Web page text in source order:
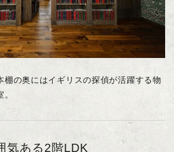
棚の奥にはイギリスの探偵が活躍する物
気ある2階LDK